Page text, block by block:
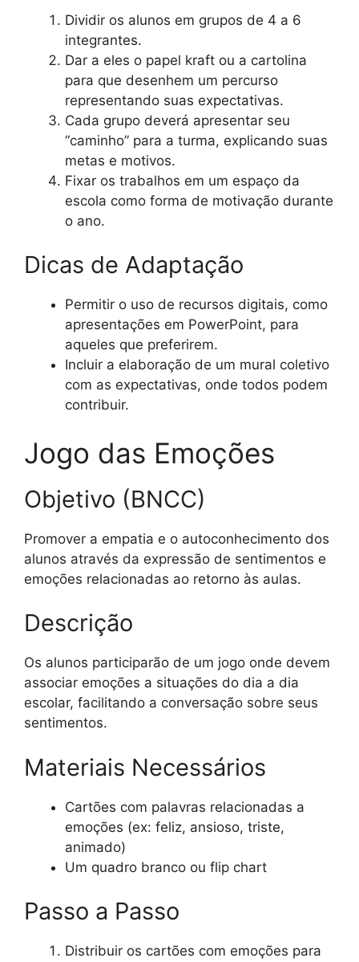
Dividir os alunos em grupos de 4 a 6
integrantes.
Dar a eles o papel kraft ou a cartolina
para que desenhem um percurso
representando suas expectativas.
Cada grupo deverá apresentar seu
“caminho” para a turma, explicando suas
metas e motivos.
Fixar os trabalhos em um espaço da
escola como forma de motivação durante
o ano.
Dicas de Adaptação
Permitir o uso de recursos digitais, como
apresentações em PowerPoint, para
aqueles que preferirem.
Incluir a elaboração de um mural coletivo
com as expectativas, onde todos podem
contribuir.
Jogo das Emoções
Objetivo (BNCC)
Promover a empatia e o autoconhecimento dos
alunos através da expressão de sentimentos e
emoções relacionadas ao retorno às aulas.
Descrição
Os alunos participarão de um jogo onde devem
associar emoções a situações do dia a dia
escolar, facilitando a conversação sobre seus
sentimentos.
Materiais Necessários
Cartões com palavras relacionadas a
emoções (ex: feliz, ansioso, triste,
animado)
Um quadro branco ou flip chart
Passo a Passo
Distribuir os cartões com emoções para